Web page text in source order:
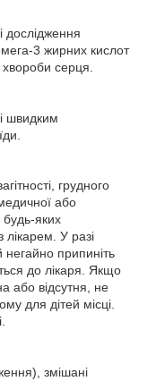
дослідження
3 жирних кислот
серця.
швидким
грудного
або
будь-яких
лікарем. У разі
негайно припиніть
до лікаря. Якщо
або відсутня, не
для дітей місці.
змішані